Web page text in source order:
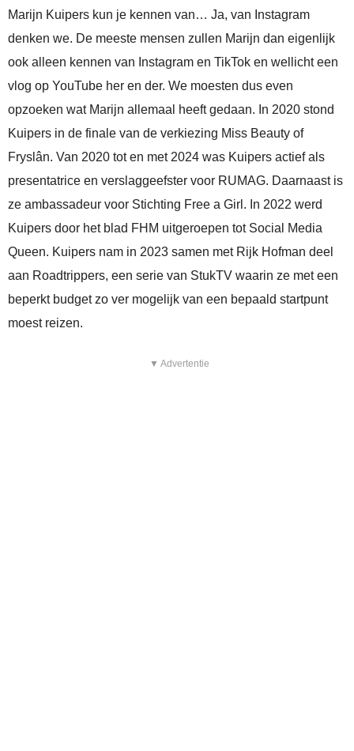
Marijn Kuipers kun je kennen van… Ja, van Instagram
denken we. De meeste mensen zullen Marijn dan eigenlijk
ook alleen kennen van Instagram en TikTok en wellicht een
vlog op YouTube her en der. We moesten dus even
opzoeken wat Marijn allemaal heeft gedaan. In 2020 stond
Kuipers in de finale van de verkiezing Miss Beauty of
Fryslân. Van 2020 tot en met 2024 was Kuipers actief als
presentatrice en verslaggeefster voor RUMAG. Daarnaast is
ze ambassadeur voor Stichting Free a Girl. In 2022 werd
Kuipers door het blad FHM uitgeroepen tot Social Media
Queen. Kuipers nam in 2023 samen met Rijk Hofman deel
aan Roadtrippers, een serie van StukTV waarin ze met een
beperkt budget zo ver mogelijk van een bepaald startpunt
moest reizen.
▼ Advertentie